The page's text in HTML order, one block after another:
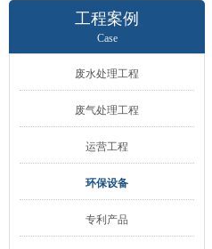
工程案例
Case
废水处理工程
废气处理工程
运营工程
环保设备
专利产品